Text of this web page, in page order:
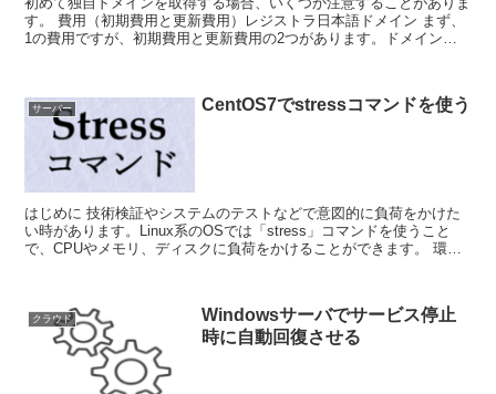
す。 費用（初期費用と更新費用）レジストラ日本語ドメイン まず、
1の費用ですが、初期費用と更新費用の2つがあります。ドメインを
サーバー CentOS7でstressコマンドを使う
はじめに 技術検証やシステムのテストなどで意図的に負荷をかけた
い時があります。Linux系のOSでは「stress」コマンドを使うこと
で、CPUやメモリ、ディスクに負荷をかけることができます。 環境
クラウド
Windowsサーバでサービス停止
時に自動回復させる